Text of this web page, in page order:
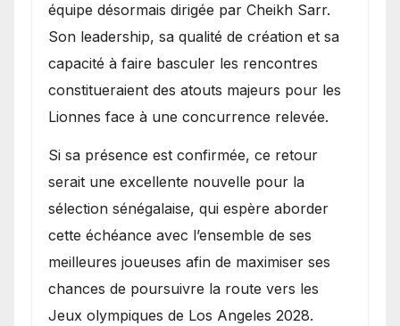
équipe désormais dirigée par Cheikh Sarr.
Son leadership, sa qualité de création et sa
capacité à faire basculer les rencontres
constitueraient des atouts majeurs pour les
Lionnes face à une concurrence relevée.
Si sa présence est confirmée, ce retour
serait une excellente nouvelle pour la
sélection sénégalaise, qui espère aborder
cette échéance avec l’ensemble de ses
meilleures joueuses afin de maximiser ses
chances de poursuivre la route vers les
Jeux olympiques de Los Angeles 2028.